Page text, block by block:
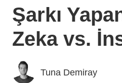
Şarkı
Zeka vs.
Tuna Demiray